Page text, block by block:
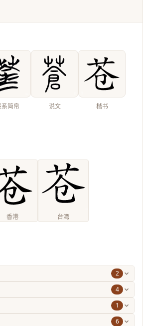
系简帛 说文 楷书
香港 台湾
2
4
1
6